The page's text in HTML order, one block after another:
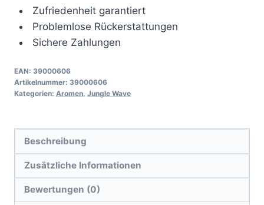
Zufriedenheit garantiert
Problemlose Rückerstattungen
Sichere Zahlungen
EAN: 39000606
Artikelnummer: 39000606
Kategorien: Aromen, Jungle Wave
Beschreibung
Zusätzliche Informationen
Bewertungen (0)